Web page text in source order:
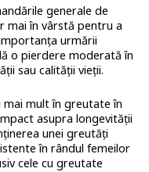
generale de
mai în vârstă pentru a
urmării
o pierdere moderată în
sau calității vieții.
mai mult în greutate în
asupra longevității
unei greutăți
în rândul femeilor
cele cu greutate